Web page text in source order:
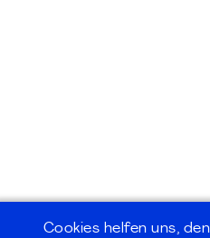
Cookies helfen uns,